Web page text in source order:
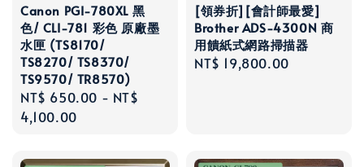
Canon PGI-780XL 黑
色/ CLI-781 彩色 原廠墨
水匣 (TS8170/
TS8270/ TS8370/
TS9570/ TR8570)
Regular
price
NT$ 650.00 - NT$
4,100.00
[領券折][會計師最愛]
Brother ADS-4300N 商
用饋紙式網路掃描器
Regular
NT$ 19,800.00